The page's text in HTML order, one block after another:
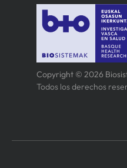
Copyright © 2026
Todos los derechos